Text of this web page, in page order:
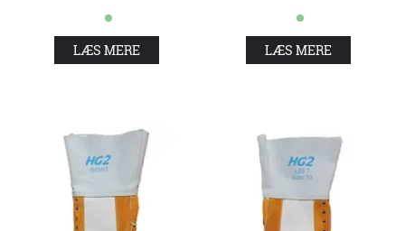
LÆS MERE LÆS MERE